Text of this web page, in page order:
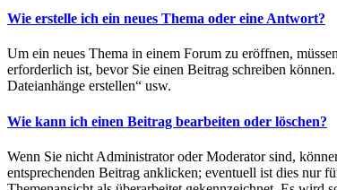
Wie erstelle ich ein neues Thema oder eine Antwort?
Um ein neues Thema in einem Forum zu eröffnen,
erforderlich ist, bevor Sie einen Beitrag schreiben
Dateianhänge erstellen“ usw.
Wie kann ich einen Beitrag bearbeiten oder löschen?
Wenn Sie nicht Administrator oder Moderator sind,
entsprechenden Beitrag anklicken; eventuell ist dies nur